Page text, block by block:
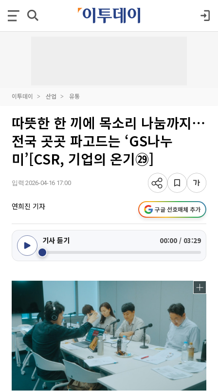
이투데이 산업 유통
따뜻한 한 끼에 목소리 나눔까지⋯
전국 곳곳 파고드는 ‘GS나누
미’[CSR, 기업의 온기㉙]
입력 2026-04-16 17:00
연희진 기자 구글 선호매체 추가
기사 듣기 00:00 / 03:29